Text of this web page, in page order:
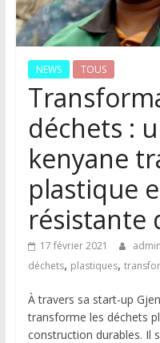
NEWS TOUS
déchets :
kenyane
plastique
résistante
17 février 2021
déchets, plastiques,
À travers sa start-up
transforme les déchets
construction durables. Il